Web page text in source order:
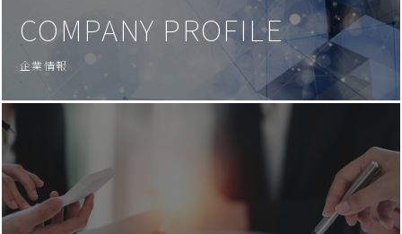
COMPANY PROFILE
企業情報